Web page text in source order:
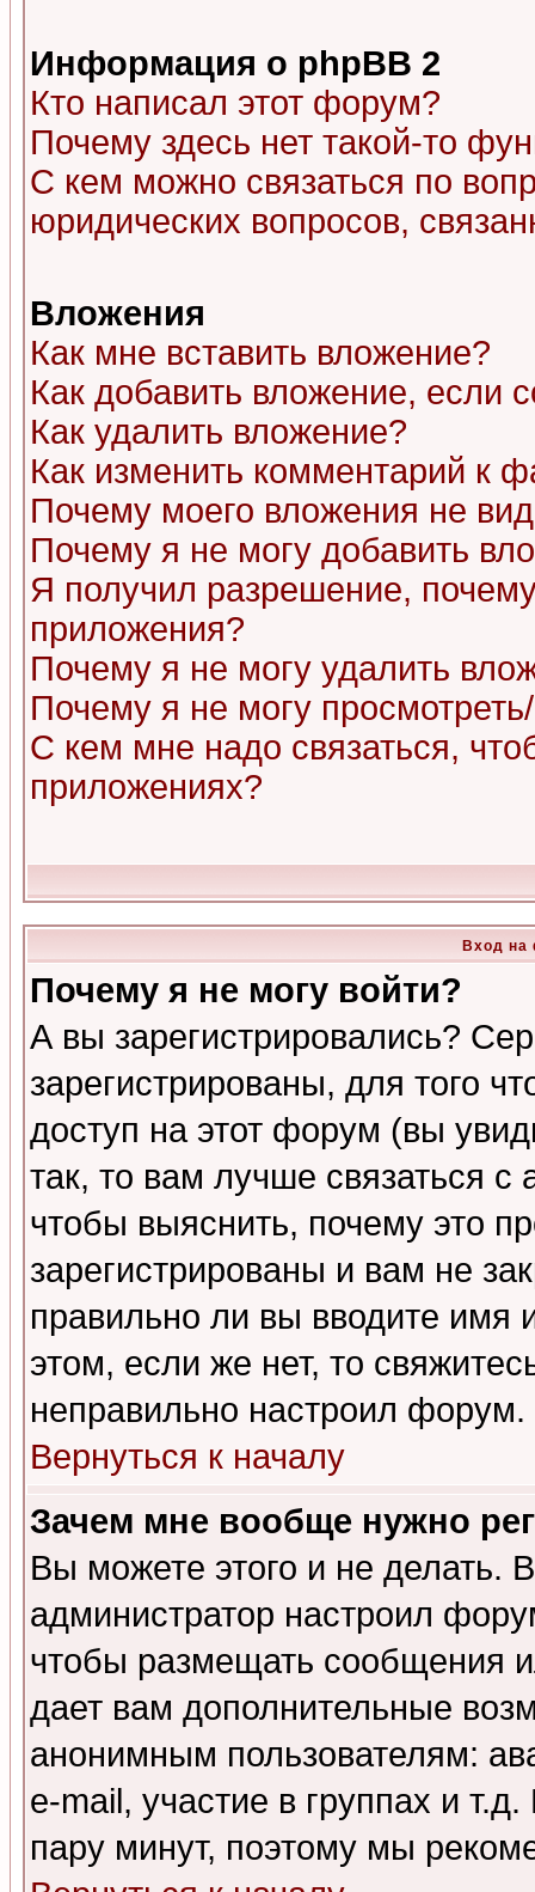
Информация о phpBB 2
Кто написал этот форум?
Почему здесь нет такой-то
С кем можно связаться по
юридических вопросов,
Вложения
Как мне вставить вложение?
Как добавить вложение, если
Как удалить вложение?
Как изменить комментарий к
Почему моего вложения не
Почему я не могу добавить
Я получил разрешение,
приложения?
Почему я не могу удалить
Почему я не могу
С кем мне надо связаться,
приложениях?
Вход на
Почему я не могу войти?
А вы зарегистрировались?
зарегистрированы, для того
доступ на этот форум (вы
так, то вам лучше связаться
чтобы выяснить, почему это
зарегистрированы и вам не
правильно ли вы вводите
этом, если же нет, то
неправильно настроил форум.
Вернуться к началу
Зачем мне вообще нужно
Вы можете этого и не делать.
администратор настроил
чтобы размещать сообщения
дает вам дополнительные
анонимным пользователям:
e-mail, участие в группах и
пару минут, поэтому мы